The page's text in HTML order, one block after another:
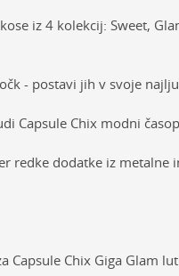
iz 4 kolekcij: Sweet,
- postavi jih v svoje
Capsule Chix modni
redke dodatke iz metalne
Capsule Chix Giga Glam